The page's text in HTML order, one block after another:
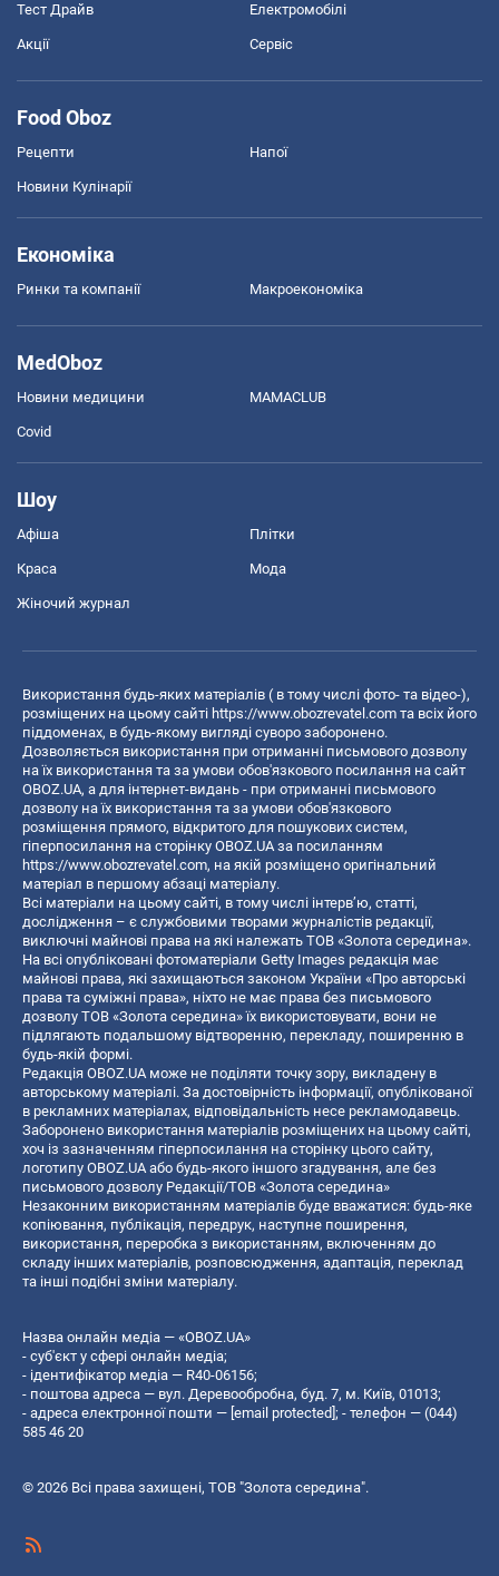
Тест Драйв Електромобілі
Акції Сервіс
Food Oboz
Рецепти Напої
Новини Кулінарії
Економіка
Ринки та компанії Макроекономіка
MedOboz
Новини медицини MAMACLUB
Covid
Шоу
Афіша Плітки
Краса Мода
Жіночий журнал
Використання будь-яких матеріалів ( в тому числі фото- та відео-),
розміщених на цьому сайті https://www.obozrevatel.com та всіх його
піддоменах, в будь-якому вигляді суворо заборонено.
Дозволяється використання при отриманні письмового дозволу
на їх використання та за умови обов'язкового посилання на сайт
OBOZ.UA, а для інтернет-видань - при отриманні письмового
дозволу на їх використання та за умови обов'язкового
розміщення прямого, відкритого для пошукових систем,
гіперпосилання на сторінку OBOZ.UA за посиланням
https://www.obozrevatel.com, на якій розміщено оригінальний
матеріал в першому абзаці матеріалу.
Всі матеріали на цьому сайті, в тому числі інтерв’ю, статті,
дослідження – є службовими творами журналістів редакції,
виключні майнові права на які належать ТОВ «Золота середина».
На всі опубліковані фотоматеріали Getty Images редакція має
майнові права, які захищаються законом України «Про авторські
права та суміжні права», ніхто не має права без письмового
дозволу ТОВ «Золота середина» їх використовувати, вони не
підлягають подальшому відтворенню, перекладу, поширенню в
будь-якій формі.
Редакція OBOZ.UA може не поділяти точку зору, викладену в
авторському матеріалі. За достовірність інформації, опублікованої
в рекламних матеріалах, відповідальність несе рекламодавець.
Заборонено використання матеріалів розміщених на цьому сайті,
хоч із зазначенням гіперпосилання на сторінку цього сайту,
логотипу OBOZ.UA або будь-якого іншого згадування, але без
письмового дозволу Редакції/ТОВ «Золота середина»
Незаконним використанням матеріалів буде вважатися: будь-яке
копiювання, публiкацiя, передрук, наступне поширення,
використання, переробка з використанням, включенням до
складу інших матеріалів, розповсюдження, адаптація, переклад
та інші подібні зміни матеріалу.
Назва онлайн медіа — «OBOZ.UA»
- суб'єкт у сфері онлайн медіа;
- ідентифікатор медіа — R40-06156;
- поштова адреса — вул. Деревообробна, буд. 7, м. Київ, 01013;
- адреса електронної пошти — [email protected] ; - телефон — (044)
585 46 20
© 2026 Всі права захищені, ТОВ "Золота середина".